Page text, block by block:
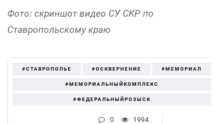
Фото: скриншот видео СУ СКР по
Ставропольскому краю
#СТАВРОПОЛЬЕ #ОСКВЕРНЕНИЕ #МЕМОРИАЛ
#МЕМОРИАЛЬНЫЙКОМПЛЕКС
#ФЕДЕРАЛЬНЫЙРОЗЫСК
0 1994